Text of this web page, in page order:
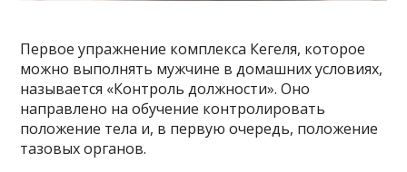
Первое упражнение комплекса Кегеля, которое
можно выполнять мужчине в домашних условиях,
называется «Контроль должности». Оно
направлено на обучение контролировать
положение тела и, в первую очередь, положение
тазовых органов.